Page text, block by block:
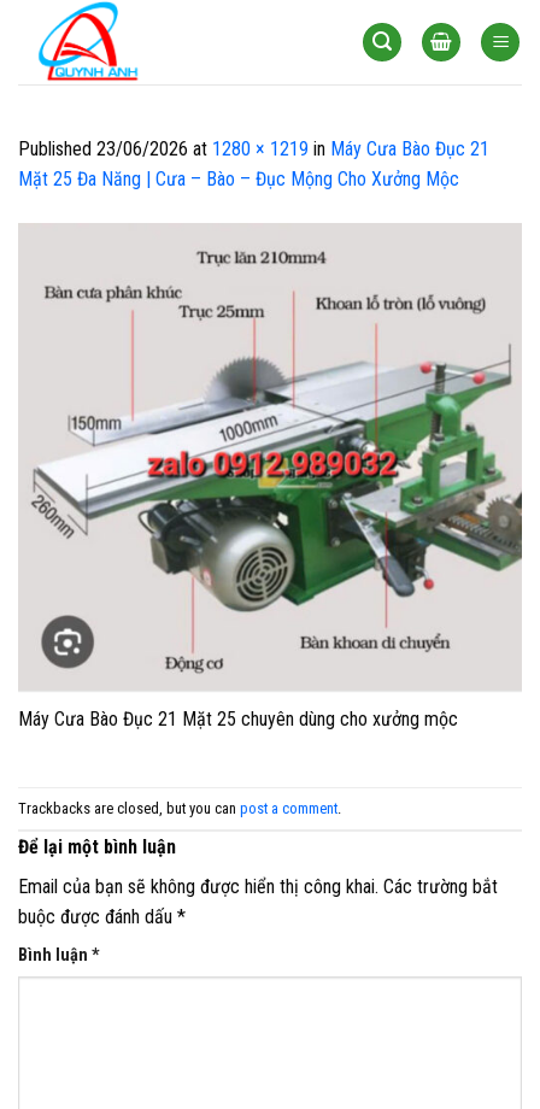
content
Published 23/06/2026 at 1280 × 1219 in Máy Cưa Bào Đục 21
Mặt 25 Đa Năng | Cưa – Bào – Đục Mộng Cho Xưởng Mộc
Máy Cưa Bào Đục 21 Mặt 25 chuyên dùng cho xưởng mộc
Trackbacks are closed, but you can post a comment
Để lại một bình luận
Email của bạn sẽ không được hiển thị công khai. Các trường bắt
buộc được đánh dấu *
Bình luận *